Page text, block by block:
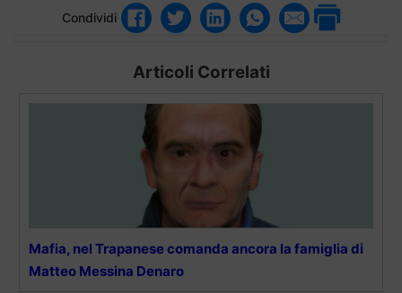
Condividi
Articoli Correlati
Mafia, nel Trapanese comanda ancora la famiglia di
Matteo Messina Denaro